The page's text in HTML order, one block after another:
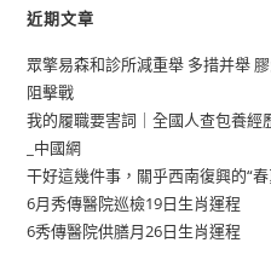
近期文章
眾擎易森和診所減重舉 多措并舉
阻擊戰
我的履職要害詞｜全國人查包養
_中國網
干好這幾件事，關乎西南復興的“
6月秀傳醫院巡檢19日生肖運程
6秀傳醫院供膳月26日生肖運程